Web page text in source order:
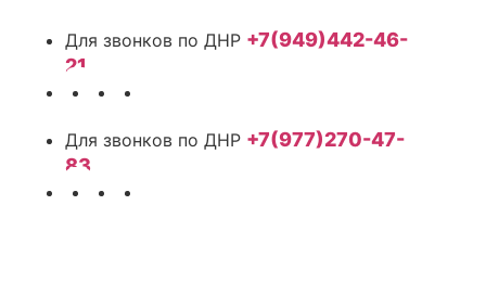
+7(949)442-46-
21
+7(977)270-47-
83